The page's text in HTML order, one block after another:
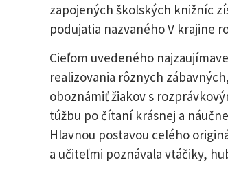
zapojených školských knižníc
podujatia nazvaného V krajine
Cieľom uvedeného
realizovania rôznych
oboznámiť žiakov s
túžbu po čítaní krásnej a
Hlavnou postavou celého
a učiteľmi poznávala vtáčiky,